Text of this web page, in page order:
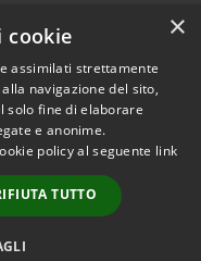
Gandino • Powered by
Municipium•Accesso
redazione
×
cookie
assimilati strettamente
navigazione del sito,
solo fine di elaborare
e anonime.
policy al seguente link
TUTTO